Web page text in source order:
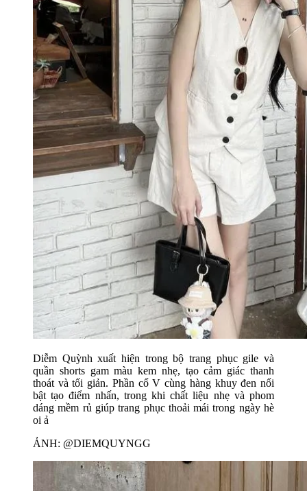
Diễm Quỳnh xuất hiện trong bộ trang phục gile và
quần shorts gam màu kem nhẹ, tạo cảm giác thanh
thoát và tối giản. Phần cổ V cùng hàng khuy đen nổi
bật tạo điểm nhấn, trong khi chất liệu nhẹ và phom
dáng mềm rủ giúp trang phục thoải mái trong ngày hè
oi ả
ẢNH: @DIEMQUYNGG